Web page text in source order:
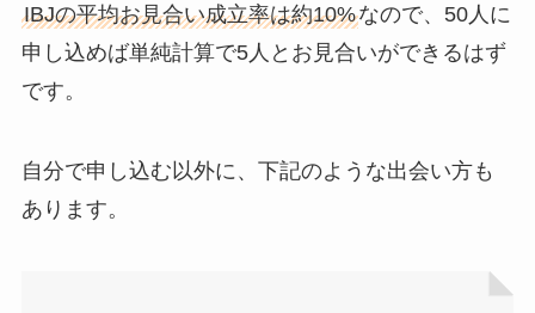
IBJの平均お見合い成立率は約10%なので、50人に
申し込めば単純計算で5人とお見合いができるはず
です。
自分で申し込む以外に、下記のような出会い方も
あります。